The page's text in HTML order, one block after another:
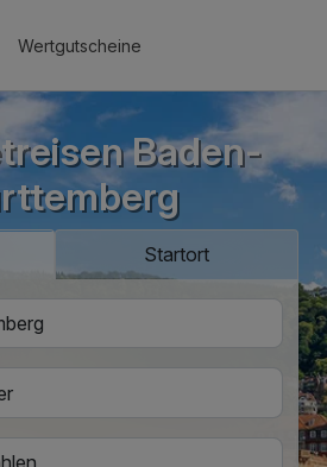
Wertgutscheine
Baden-
Startort